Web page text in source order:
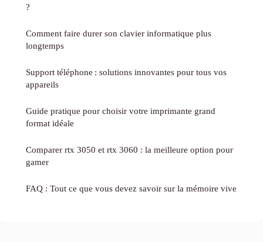
?
Comment faire durer son clavier informatique plus
longtemps
Support téléphone : solutions innovantes pour tous vos
appareils
Guide pratique pour choisir votre imprimante grand
format idéale
Comparer rtx 3050 et rtx 3060 : la meilleure option pour
gamer
FAQ : Tout ce que vous devez savoir sur la mémoire vive